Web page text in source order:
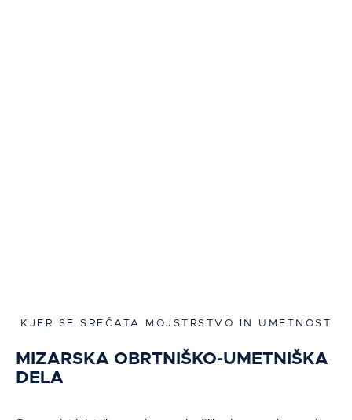
KJER SE SREČATA MOJSTRSTVO IN UMETNOST
MIZARSKA OBRTNIŠKO-UMETNIŠKA
DELA